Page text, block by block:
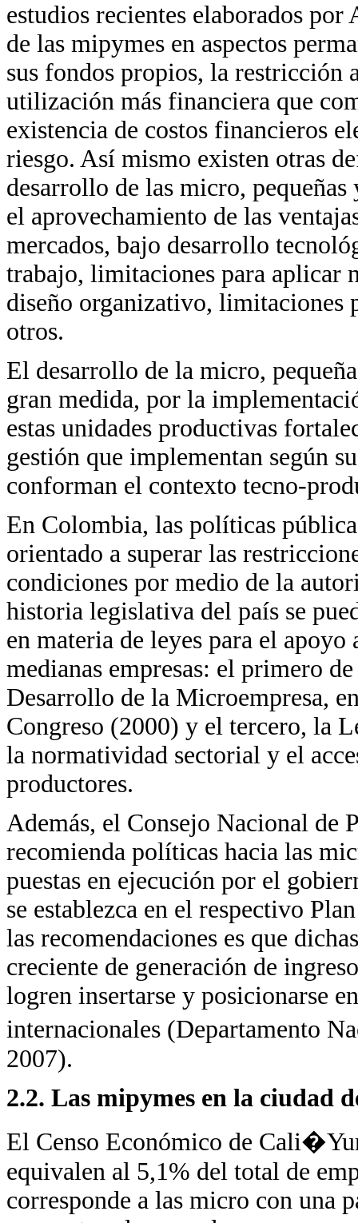
estudios recientes elaborados por
de las mipymes en aspectos
sus fondos propios, la restricción
utilización más financiera que
existencia de costos financieros
riesgo. Así mismo existen otras
desarrollo de las micro,
el aprovechamiento de las
mercados, bajo desarrollo
trabajo, limitaciones para aplicar
diseño organizativo, limitaciones
otros.
El desarrollo de la micro,
gran medida, por la
estas unidades productivas
gestión que implementan según
conforman el contexto tecno-
En Colombia, las políticas
orientado a superar las
condiciones por medio de la
historia legislativa del país se
en materia de leyes para el
medianas empresas: el primero
Desarrollo de la Microempresa,
Congreso (2000) y el tercero, la
la normatividad sectorial y el
productores.
Además, el Consejo Nacional de
recomienda políticas hacia las
puestas en ejecución por el
se establezca en el respectivo
las recomendaciones es que
creciente de generación de
logren insertarse y posicionarse
internacionales (Departamento
2007).
2.2. Las mipymes en la ciudad
El Censo Económico de
equivalen al 5,1% del total de
corresponde a las micro con una